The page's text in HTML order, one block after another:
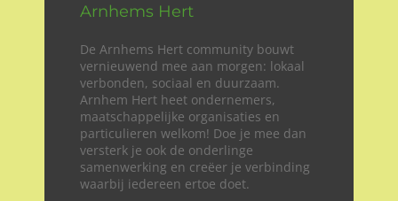
Arnhems Hert
De Arnhems Hert community bouwt
vernieuwend mee aan morgen: lokaal
verbonden, sociaal en duurzaam.
Arnhem Hert heet ondernemers,
maatschappelijke organisaties en
particulieren welkom! Doe je mee dan
versterk je ook de onderlinge
samenwerking en creëer je verbinding
waarbij iedereen ertoe doet.